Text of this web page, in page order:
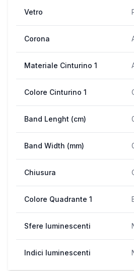
Vetro
Corona
Materiale Cinturino 1
Colore Cinturino 1
Band Lenght (cm)
Band Width (mm)
Chiusura
Colore Quadrante 1
Sfere luminescenti
Indici luminescenti